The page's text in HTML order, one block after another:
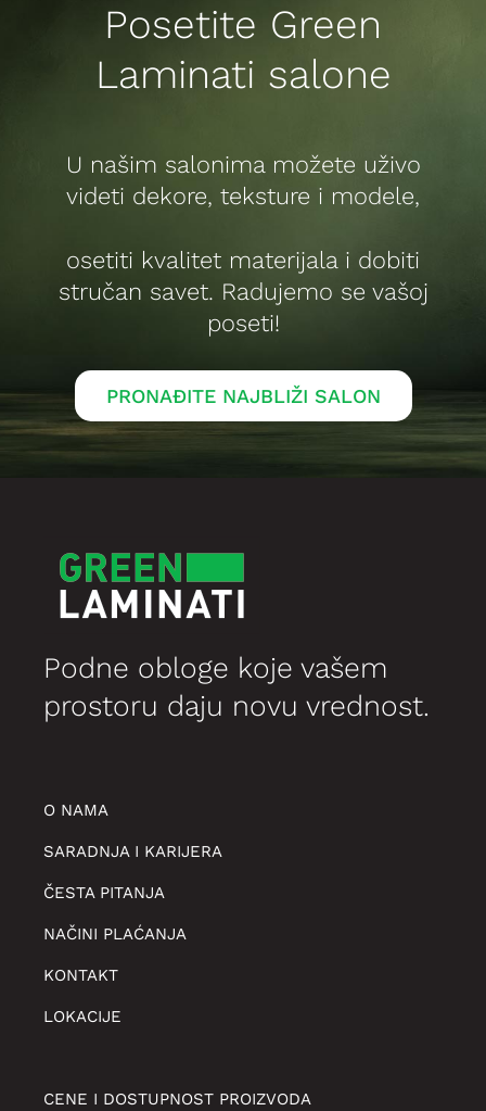
Posetite Green
Laminati salone
U našim salonima možete uživo
videti dekore, teksture i modele,
osetiti kvalitet materijala i dobiti
stručan savet. Radujemo se vašoj
poseti!
PRONAĐITE NAJBLIŽI SALON
Podne obloge koje vašem
prostoru daju novu vrednost.
O NAMA
SARADNJA I KARIJERA
ČESTA PITANJA
NAČINI PLAĆANJA
KONTAKT
LOKACIJE
CENE I DOSTUPNOST PROIZVODA